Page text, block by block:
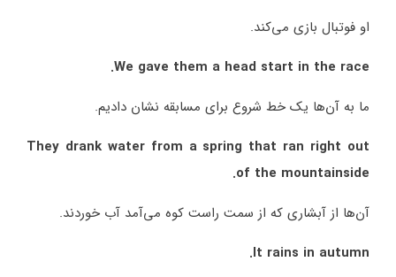
او فوتبال بازی می‌کند.
We gave them a head start in the race.
ما به آن‌ها یک خط شروع برای مسابقه نشان دادیم.
They drank water from a spring that ran right out
of the mountainside.
آن‌ها از آبشاری که از سمت راست کوه می‌آمد آب خوردند.
It rains in autumn.